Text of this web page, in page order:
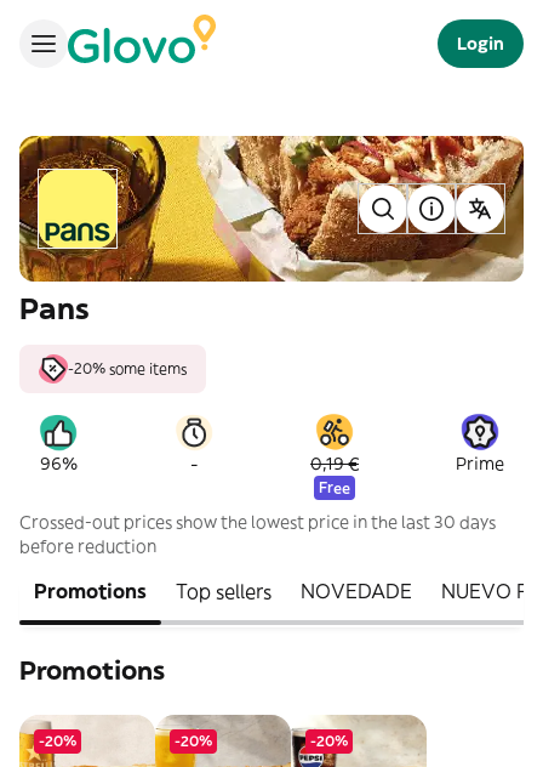
Login
Pans
-20% some items
96% - 0,19 €
Free
Prime
Crossed-out prices show the lowest price in the last 30 days
before reduction
Promotions Top sellers NOVEDADE NUEVO
Promotions
-20% -20% -20%